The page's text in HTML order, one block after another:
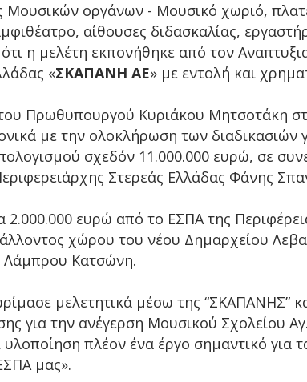
Μουσικών οργάνων - Μουσικό χωριό,
αίθουσες διδασκαλίας,
η μελέτη εκπονήθηκε από τον
«ΣΚΑΠΑΝΗ ΑΕ» με εντολή και
Πρωθυπουργού Κυριάκου Μητσοτάκη
με την ολοκλήρωση των διαδικασιών
σχεδόν 11.000.000 ευρώ, σε
Στερεάς Ελλάδας Φάνης
2.000.000 ευρώ από το ΕΣΠΑ της
χώρου του νέου Δημαρχείου
Λάμπρου Κατσώνη.
μελετητικά μέσω της “ΣΚΑΠΑΝΗΣ”
για την ανέγερση Μουσικού Σχολείου
πλέον ένα έργο σημαντικό για
μας».